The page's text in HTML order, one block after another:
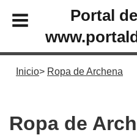
Portal
Inicio Ropa de Archena
Ropa de